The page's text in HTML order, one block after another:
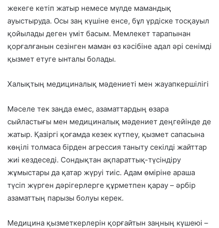
жекеге кетіп жатыр немесе мүлде мамандық
ауыстыруда. Осы заң күшіне енсе, бұл үрдіске тосқауыл
қойылады деген үміт басым. Мемлекет тарапынан
қорғалғанын сезінген маман өз кәсібіне адал әрі сенімді
қызмет етуге ынталы болады.
Халықтың медициналық мәдениеті мен жауапкершілігі
Мәселе тек заңда емес, азаматтардың өзара
сыйластығы мен медициналық мәдениет деңгейінде де
жатыр. Қазіргі қоғамда кезек күтпеу, қызмет сапасына
көңілі толмаса бірден агрессия таныту секілді жайттар
жиі кездеседі. Сондықтан ақпараттық-түсіндіру
жұмыстары да қатар жүруі тиіс. Адам өміріне араша
түсіп жүрген дәрігерлерге құрметпен қарау – әрбір
азаматтың парызы болуы керек.
Медицина қызметкерлерін қорғайтын заңның күшеюі –